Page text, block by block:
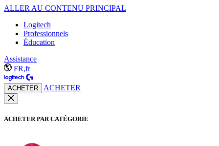
ALLER AU CONTENU PRINCIPAL
Logitech
Professionnels
Éducation
Assistance
FR,fr
ACHETER ACHETER
ACHETER PAR CATÉGORIE